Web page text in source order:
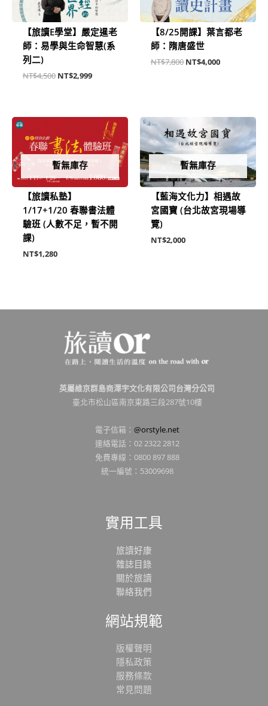
【旅讀E學堂】嚴定暹老
師：易學與生命智慧(系
列二)
NT$4,500 NT$2,999
【8/25開課】葉言都老
師：隋唐盛世
NT$7,800 NT$4,000
暫無庫存
【旅讀私塾】
1/17+1/20 春聯書法體
驗班 (人數不足，暫不開
課)
NT$1,280
暫無庫存
【藍海文化力】相遇故
宮國寶 (台北故宮現場導
覽)
NT$2,000
英屬維京群島商澤宇文化有限公司台灣分公司
臺北市松山區南京東路三段287號10樓
電子信箱： @orstyle.net
連絡電話：02 2322 2812
免費專線：0800 897 888
統一編號：53009698
實用工具
旅讀好康
雜誌目錄
關於旅讀
聯絡我們
網站規範
版權聲明
隱私政策
服務條款
常見問題